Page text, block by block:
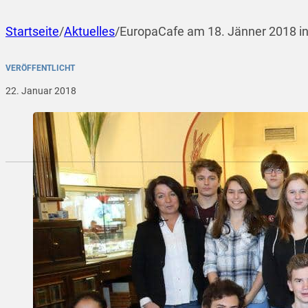
Startseite/Aktuelles/EuropaCafe am 18. Jänner 2018
VERÖFFENTLICHT
22. Januar 2018